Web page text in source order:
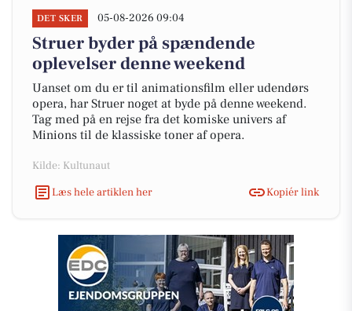
DET SKER 05-08-2026 09:04
Struer byder på spændende
oplevelser denne weekend
Uanset om du er til animationsfilm eller udendørs
opera, har Struer noget at byde på denne weekend.
Tag med på en rejse fra det komiske univers af
Minions til de klassiske toner af opera.
Kilde: Kultunaut
Læs hele artiklen her
Kopiér link